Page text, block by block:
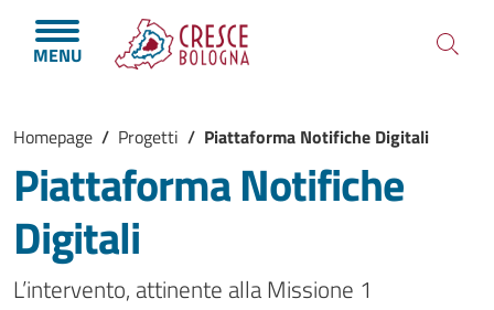
Salta al contenuto principale
Skip to footer content
MENU
Briciole di pane
Homepage / Progetti / Piattaforma Notifiche Digitali
Piattaforma Notifiche
Digitali
L’intervento, attinente alla Missione 1